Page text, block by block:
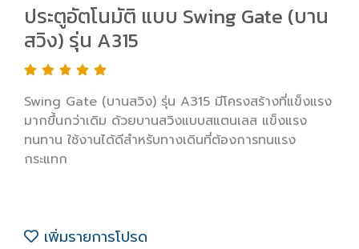
ประตูอัตโนมัติ แบบ Swing Gate (บาน
สวิง) รุ่น A315
Swing Gate (บานสวิง) รุ่น A315 มีโครงสร้างที่แข็งแรง
มากขึ้นกว่าเดิม ด้วยบานสวิงแบบสแตนเลส แข็งแรง
ทนทาน ใช้งานได้ดีสำหรับทางเดินที่ต้องการทนแรง
กระแทก
เพิ่มรายการโปรด